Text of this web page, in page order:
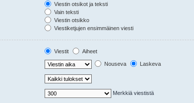
Viestin otsikot ja teksti
Vain teksti
Viestin otsikko
Viestiketjujen ensimmäinen viesti
Viestit
Aiheet
Nouseva Laskeva
Merkkiä viestistä